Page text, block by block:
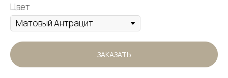
Цвет
ЗАКАЗАТЬ